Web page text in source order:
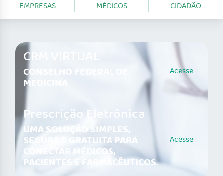
EMPRESAS MÉDICOS CIDADÃO
CRM VIRTUAL
CONSELHO FEDERAL DE
MEDICINA
Acesse
Prescrição Eletrônica
UMA SOLUÇÃO SIMPLES,
SEGURA E GRATUITA PARA
CONECTAR MÉDICOS,
PACIENTES E FARMACÊUTICOS.
Acesse